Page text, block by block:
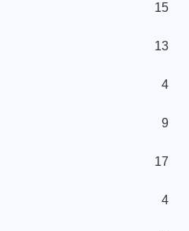
15
13
4
9
17
4